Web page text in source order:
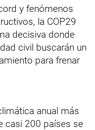
y fenómenos
la COP29
decisiva donde
civil buscarán un
para frenar
anual más
casi 200 países se